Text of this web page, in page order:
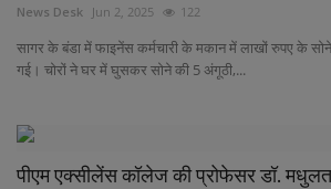
News Desk Jun 2, 2025 122
सागर के बंडा में फाइनेंस कर्मचारी के मकान में लाखों रुपए के
गई। चोरों ने घर में घुसकर सोने की 5 अंगूठी,...
पीएम एक्सीलेंस कॉलेज की प्रोफेसर डॉ.